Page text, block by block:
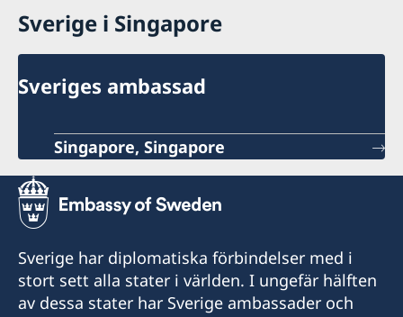
Sverige i Singapore
Sveriges ambassad
Singapore, Singapore
Sverige har diplomatiska förbindelser med i
stort sett alla stater i världen. I ungefär hälften
av dessa stater har Sverige ambassader och